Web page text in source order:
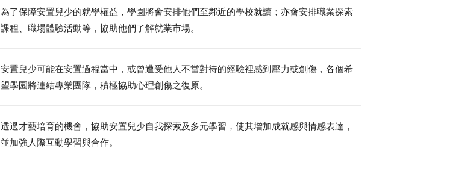
為了保障安置兒少的就學權益，學園將會安排他們至鄰近的學校就讀；亦會安排職業探索
課程、職場體驗活動等，協助他們了解就業市場。
安置兒少可能在安置過程當中，或曾遭受他人不當對待的經驗裡感到壓力或創傷，各個希
望學園將連結專業團隊，積極協助心理創傷之復原。
透過才藝培育的機會，協助安置兒少自我探索及多元學習，使其增加成就感與情感表達，
並加強人際互動學習與合作。